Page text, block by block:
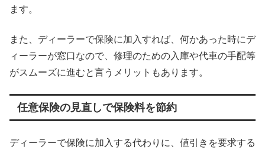
ます。
また、ディーラーで保険に加入すれば、何かあった時にデ
ィーラーが窓口なので、修理のための入庫や代車の手配等
がスムーズに進むと言うメリットもあります。
任意保険の見直しで保険料を節約
ディーラーで保険に加入する代わりに、値引きを要求する